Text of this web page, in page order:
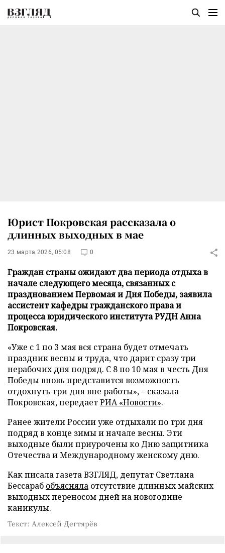
Юрист Покровская рассказала о
длинных выходных в мае
23 марта 2026, 05:08 0
Граждан страны ожидают два периода отдыха в
начале следующего месяца, связанных с
празднованием Первомая и Дня Победы, заявила
ассистент кафедры гражданского права и
процесса юридического института РУДН Анна
Покровская.
«Уже с 1 по 3 мая вся страна будет отмечать
праздник весны и труда, что дарит сразу три
нерабочих дня подряд. С 8 по 10 мая в честь Дня
Победы вновь представится возможность
отдохнуть три дня вне работы», – сказала
Покровская, передаетРИА «Новости».
Ранее жители России уже отдыхали по три дня
подряд в конце зимы и начале весны. Эти
выходные были приурочены ко Дню защитника
Отечества и Международному женскому дню.
Как писала газета ВЗГЛЯД, депутат Светлана
Бессараб объясняла отсутствие длинных майских
выходных переносом дней на новогодние
каникулы.
Текст: Алексей Дегтярёв